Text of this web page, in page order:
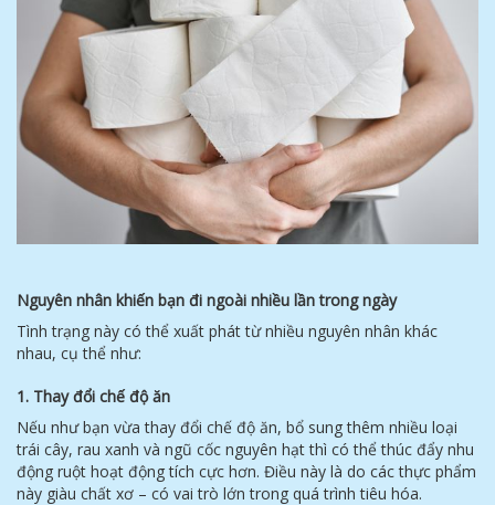
Nguyên nhân khiến bạn đi ngoài nhiều lần trong ngày
Tình trạng này có thể xuất phát từ nhiều nguyên nhân khác
nhau, cụ thể như:
1. Thay đổi chế độ ăn
Nếu như bạn vừa thay đổi chế độ ăn, bổ sung thêm nhiều loại
trái cây, rau xanh và ngũ cốc nguyên hạt thì có thể thúc đẩy nhu
động ruột hoạt động tích cực hơn. Điều này là do các thực phẩm
này giàu chất xơ – có vai trò lớn trong quá trình tiêu hóa.